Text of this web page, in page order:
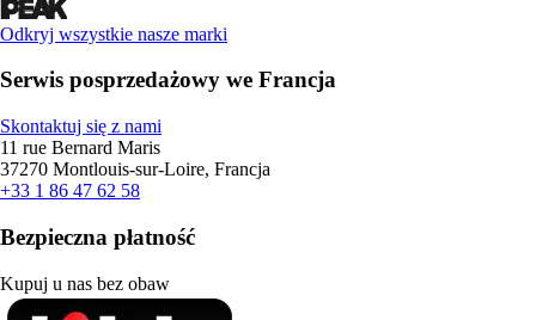
Odkryj wszystkie nasze marki
Serwis posprzedażowy we Francja
Skontaktuj się z nami
11 rue Bernard Maris
37270 Montlouis-sur-Loire, Francja
+33 1 86 47 62 58
Bezpieczna płatność
Kupuj u nas bez obaw